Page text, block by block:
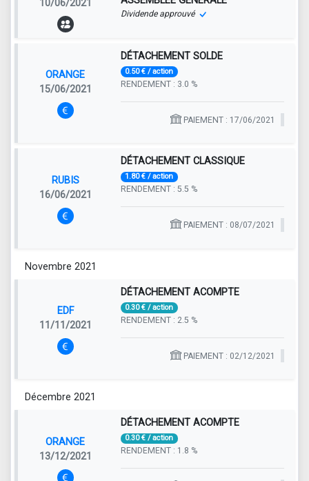
10/06/2021
Dividende approuvé
ORANGE
15/06/2021
DÉTACHEMENT SOLDE
0.50 € / action
RENDEMENT : 3.0 %
PAIEMENT : 17/06/2021
RUBIS
16/06/2021
DÉTACHEMENT CLASSIQUE
1.80 € / action
RENDEMENT : 5.5 %
PAIEMENT : 08/07/2021
Novembre 2021
EDF
11/11/2021
DÉTACHEMENT ACOMPTE
0.30 € / action
RENDEMENT : 2.5 %
PAIEMENT : 02/12/2021
Décembre 2021
ORANGE
13/12/2021
DÉTACHEMENT ACOMPTE
0.30 € / action
RENDEMENT : 1.8 %